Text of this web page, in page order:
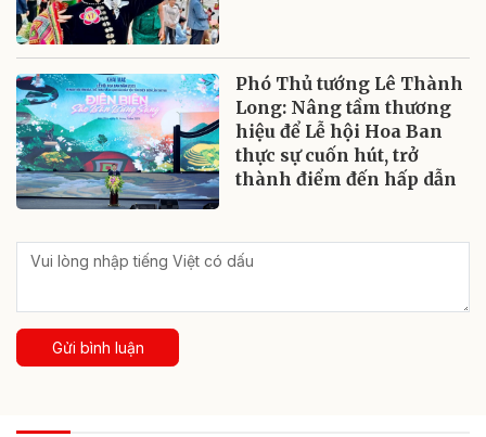
Phó Thủ tướng Lê Thành
Long: Nâng tầm thương
hiệu để Lễ hội Hoa Ban
thực sự cuốn hút, trở
thành điểm đến hấp dẫn
Gửi bình luận